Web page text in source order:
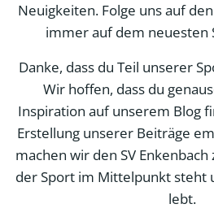
Neuigkeiten. Folge uns auf
immer auf dem neuesten
Danke, dass du Teil unserer
Wir hoffen, dass du
Inspiration auf unserem Blog
Erstellung unserer Beiträge
machen wir den SV
der Sport im Mittelpunkt steht
lebt.